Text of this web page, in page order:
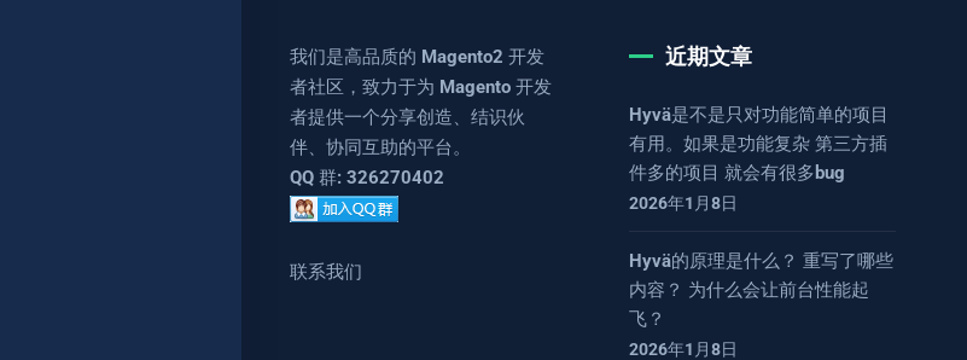
我们是高品质的 Magento2 开发
者社区，致力于为 Magento 开发
者提供一个分享创造、结识伙
伴、协同互助的平台。
QQ 群: 326270402
联系我们
近期文章
Hyvä是不是只对功能简单的项目
有用。如果是功能复杂 第三方插
件多的项目 就会有很多bug
2026年1月8日
Hyvä的原理是什么？ 重写了哪些
内容？ 为什么会让前台性能起
飞？
2026年1月8日